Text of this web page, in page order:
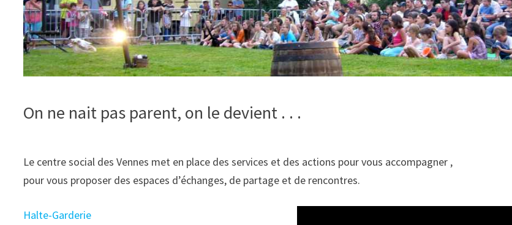
On ne nait pas parent, on le devient . . .
Le centre social des Vennes met en place des services et des actions pour vous accompagner ,
pour vous proposer des espaces d’échanges, de partage et de rencontres.
Halte-Garderie